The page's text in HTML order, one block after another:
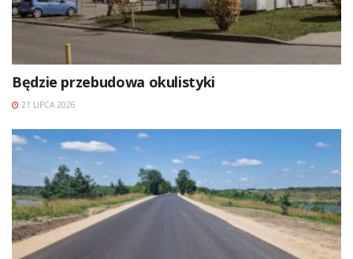
Będzie przebudowa okulistyki
21 LIPCA 2026